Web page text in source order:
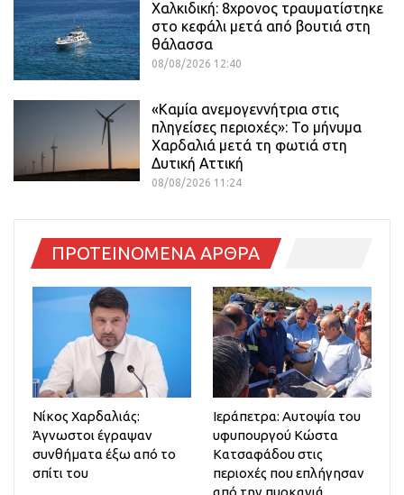
Χαλκιδική: 8χρονος τραυματίστηκε
στο κεφάλι μετά από βουτιά στη
θάλασσα
08/08/2026 12:40
«Καμία ανεμογεννήτρια στις
πληγείσες περιοχές»: Το μήνυμα
Χαρδαλιά μετά τη φωτιά στη
Δυτική Αττική
08/08/2026 11:24
ΠΡΟΤΕΙΝΟΜΕΝΑ ΑΡΘΡΑ
Νίκος Χαρδαλιάς:
Άγνωστοι έγραψαν
συνθήματα έξω από το
σπίτι του
Ιεράπετρα: Αυτοψία του
υφυπουργού Κώστα
Κατσαφάδου στις
περιοχές που επλήγησαν